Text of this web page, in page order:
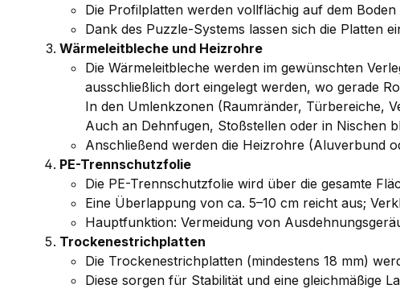
Die Profilplatten werden vollflächig auf dem Boden
Dank des Puzzle-Systems lassen sich die Platten
Wärmeleitbleche und Heizrohre
Die Wärmeleitbleche werden im gewünschten
ausschließlich dort eingelegt werden, wo gerade
In den Umlenkzonen (Raumränder, Türbereiche,
Auch an Dehnfugen, Stoßstellen oder in Nischen
Anschließend werden die Heizrohre (Aluverbund
PE-Trennschutzfolie
Die PE-Trennschutzfolie wird über die gesamte
Eine Überlappung von ca. 5–10 cm reicht aus;
Hauptfunktion: Vermeidung von
Trockenestrichplatten
Die Trockenestrichplatten (mindestens 18 mm)
Diese sorgen für Stabilität und eine gleichmäßige